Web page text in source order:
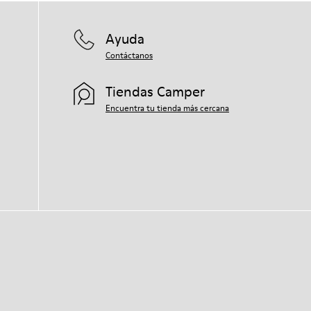
Ayuda
Contáctanos
Tiendas Camper
Encuentra tu tienda más cercana